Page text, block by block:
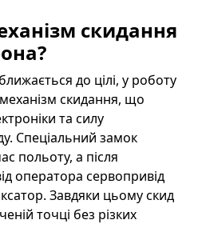
скидання
до цілі, у роботу
скидання, що
та силу
Спеціальний замок
польоту, а після
оператора сервопривід
Завдяки цьому скид
точці без різких